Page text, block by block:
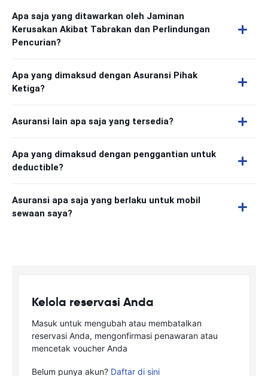
Apa saja yang ditawarkan oleh Jaminan
Kerusakan Akibat Tabrakan dan Perlindungan
Pencurian?
Apa yang dimaksud dengan Asuransi Pihak
Ketiga?
Asuransi lain apa saja yang tersedia?
Apa yang dimaksud dengan penggantian untuk
deductible?
Asuransi apa saja yang berlaku untuk mobil
sewaan saya?
Kelola reservasi Anda
Masuk untuk mengubah atau membatalkan
reservasi Anda, mengonfirmasi penawaran atau
mencetak voucher Anda
Belum punya akun? Daftar di sini